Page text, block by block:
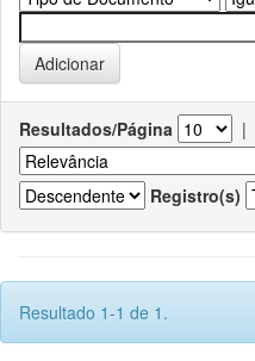
Resultados/Página |
Registro(s)
Resultado 1-1 de 1.